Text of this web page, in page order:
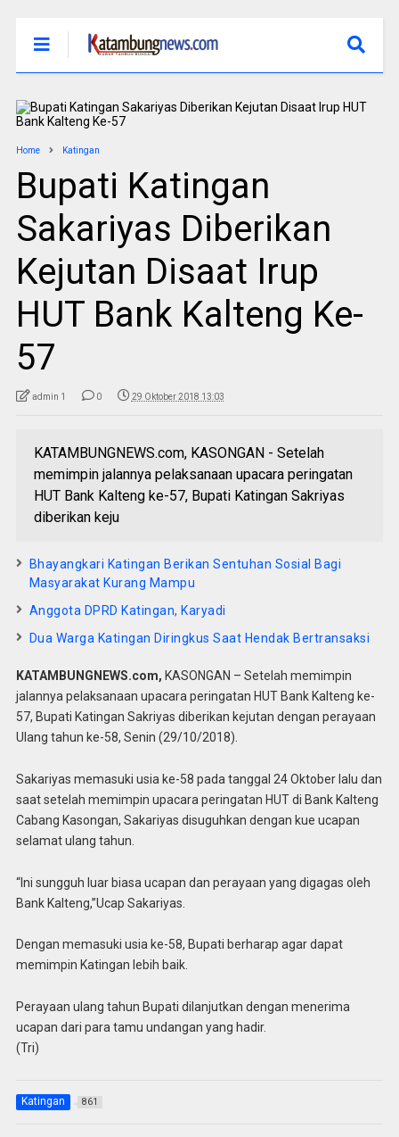
Home Katingan
Bupati Katingan
Sakariyas Diberikan
Kejutan Disaat Irup
HUT Bank Kalteng Ke-
57
admin 1 0 29 Oktober 2018 13:03
KATAMBUNGNEWS.com, KASONGAN - Setelah
memimpin jalannya pelaksanaan upacara peringatan
HUT Bank Kalteng ke-57, Bupati Katingan Sakriyas
diberikan keju
Bhayangkari Katingan Berikan Sentuhan Sosial Bagi
Masyarakat Kurang Mampu
Anggota DPRD Katingan, Karyadi
Dua Warga Katingan Diringkus Saat Hendak Bertransaksi
KATAMBUNGNEWS.com, KASONGAN – Setelah memimpin
jalannya pelaksanaan upacara peringatan HUT Bank Kalteng ke-
57, Bupati Katingan Sakriyas diberikan kejutan dengan perayaan
Ulang tahun ke-58, Senin (29/10/2018).
Sakariyas memasuki usia ke-58 pada tanggal 24 Oktober lalu dan
saat setelah memimpin upacara peringatan HUT di Bank Kalteng
Cabang Kasongan, Sakariyas disuguhkan dengan kue ucapan
selamat ulang tahun.
“Ini sungguh luar biasa ucapan dan perayaan yang digagas oleh
Bank Kalteng,”Ucap Sakariyas.
Dengan memasuki usia ke-58, Bupati berharap agar dapat
memimpin Katingan lebih baik.
Perayaan ulang tahun Bupati dilanjutkan dengan menerima
ucapan dari para tamu undangan yang hadir.
(Tri)
Katingan 861